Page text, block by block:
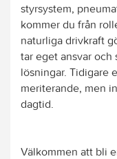
styrsystem,
kommer du från
naturliga drivkraft
tar eget ansvar
lösningar. Tidigare
meriterande, men
dagtid.
Välkommen att bli